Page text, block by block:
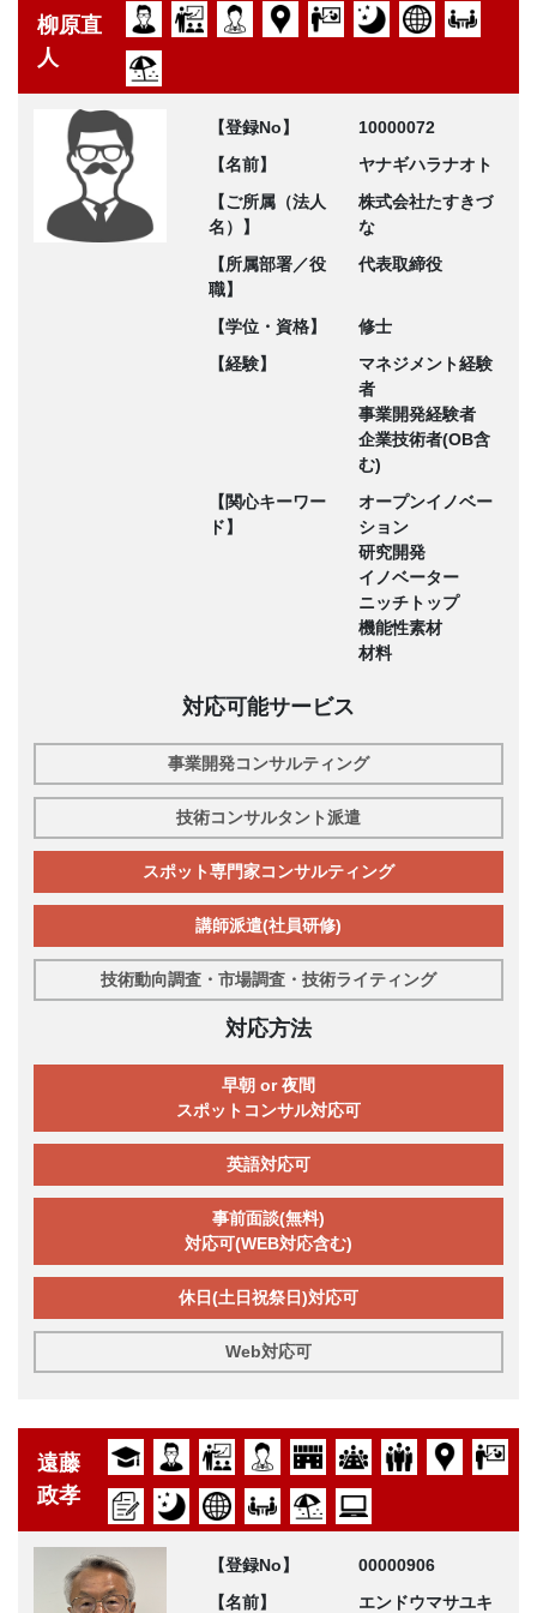
柳原直
人
【登録No】
10000072
【名前】
ヤナギハラナオト
【ご所属（法人
名）】
株式会社たすきづ
な
【所属部署／役
職】
代表取締役
【学位・資格】
修士
【経験】
マネジメント経験
者
事業開発経験者
企業技術者(OB含
む)
【関心キーワー
ド】
オープンイノベー
ション
研究開発
イノベーター
ニッチトップ
機能性素材
材料
対応可能サービス
事業開発コンサルティング
技術コンサルタント派遣
スポット専門家コンサルティング
講師派遣(社員研修)
技術動向調査・市場調査・技術ライティング
対応方法
早朝 or 夜間
スポットコンサル対応可
英語対応可
事前面談(無料)
対応可(WEB対応含む)
休日(土日祝祭日)対応可
Web対応可
遠藤
政孝
【登録No】
00000906
【名前】
エンドウマサユキ